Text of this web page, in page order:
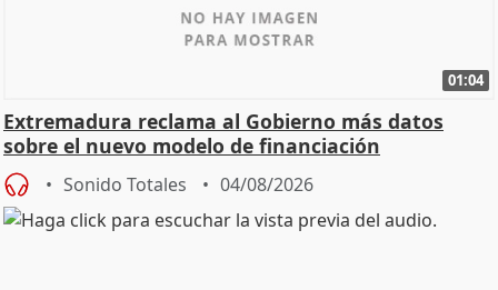
01:04
Extremadura reclama al Gobierno más datos
sobre el nuevo modelo de financiación
Sonido Totales 04/08/2026